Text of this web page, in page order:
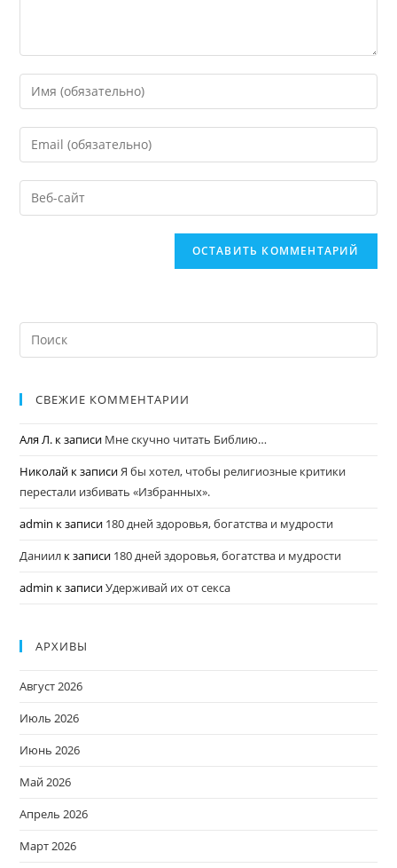
СВЕЖИЕ КОММЕНТАРИИ
Аля Л. к записи Мне скучно читать Библию…
Николай к записиЯ бы хотел, чтобы религиозные критики
перестали избивать «Избранных».
admin к записи 180 дней здоровья, богатства и мудрости
Даниил к записи 180 дней здоровья, богатства и мудрости
admin к записиУдерживай их от секса
АРХИВЫ
Август 2026
Июль 2026
Июнь 2026
Май 2026
Апрель 2026
Март 2026